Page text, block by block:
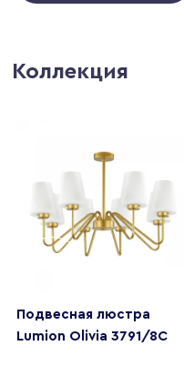
Коллекция
Подвесная люстра
Lumion Olivia 3791/8C